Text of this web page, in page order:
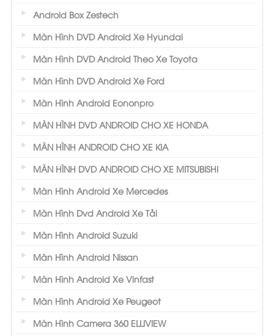
Android Box Zestech
Màn Hình DVD Android Xe Hyundai
Màn Hình DVD Android Theo Xe Toyota
Màn Hình DVD Android Xe Ford
Màn Hình Android Eononpro
MÀN HÌNH DVD ANDROID CHO XE HONDA
MÀN HÌNH ANDROID CHO XE KIA
MÀN HÌNH DVD ANDROID CHO XE MITSUBISHI
Màn Hình Android Xe Mercedes
Màn Hình Dvd Android Xe Tải
Màn Hình Android Suzuki
Màn Hình Android Nissan
Màn Hình Android Xe Vinfast
Màn Hình Android Xe Peugeot
Màn Hình Camera 360 ELLIVIEW